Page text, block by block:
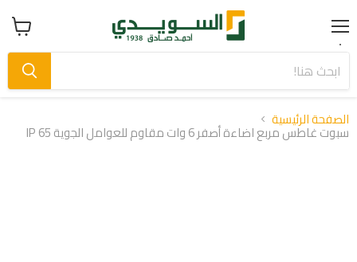
Menu عرض
سلة
الصفحة الرئيسية
سبوت غاطس مربع اضاءة أصفر 6 وات مقاوم للعوامل الجوية IP 65